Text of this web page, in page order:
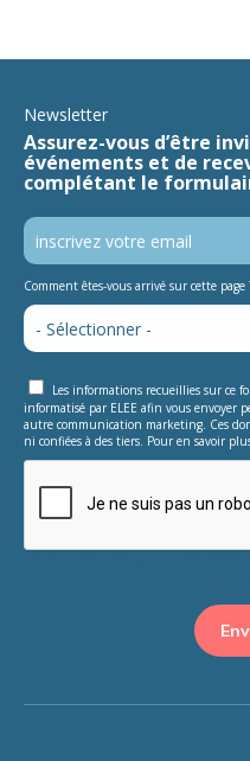
Newsletter
Assurez-vous d’être
événements et de
complétant le
Comment êtes-vous arrivé sur cette page
Les informations recueillies sur ce
informatisé par ELEE afin vous
autre communication marketing. Ces
ni confiées à des tiers. Pour en savoir